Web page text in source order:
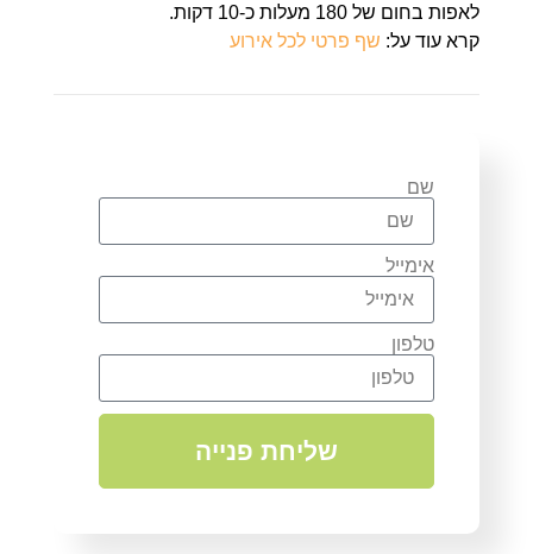
לאפות בחום של 180 מעלות כ-10 דקות.
קרא עוד על: שף פרטי לכל אירוע
שם
אימייל
טלפון
שליחת פנייה